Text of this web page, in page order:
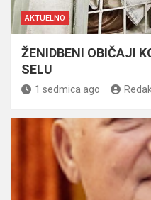
AKTUELNO
ŽENIDBENI OBIČAJI
SELU
1 sedmica ago